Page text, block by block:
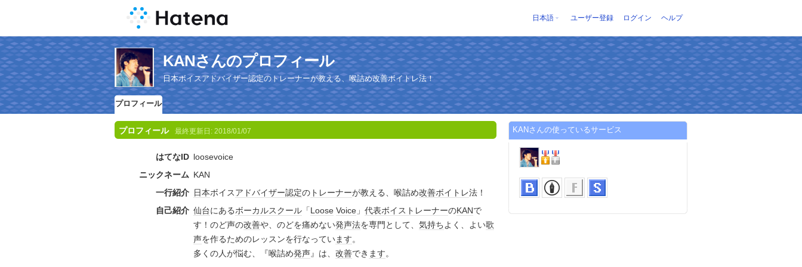
日本語 ユーザー登録 ログイン ヘルプ
KANさんのプロフィール
日本ボイスアドバイザー認定のトレーナーが教える、喉詰め改善ボイトレ法！
プロフィール
プロフィール 最終更新日: 2018/01/07
はてなID loosevoice
ニックネーム KAN
一行紹介 日本ボイスアドバイザー認定の トレーナーが教える、喉詰め改善ボイトレ法！
自己紹介 仙台にあるボーカルスクール 「Loose Voice 」 代表ボイストレーナーのKANで
す！のど声の改善や、のどを痛めない発声法を専門として、 気持ちよく、よい歌
声を作るためのレッスンを行なっています。
多くの人が悩む、『喉詰め発声』は、 改善でき ます。
KANさんの使っているサービス